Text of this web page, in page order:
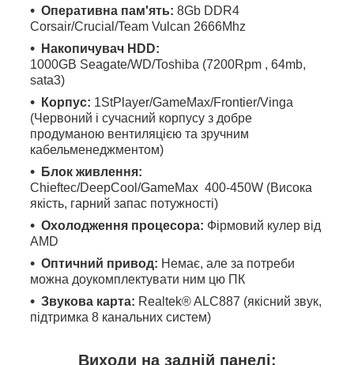
Оперативна пам'ять: 8Gb DDR4
Corsair/Crucial/Team Vulcan 2666Mhz
Накопичувач HDD:
1000GB Seagate/WD/Toshiba (7200Rpm , 64mb,
sata3)
Корпус: 1StPlayer/GameMax/Frontier/Vinga
(Червоний і сучасний корпусу з добре
продуманою вентиляцією та зручним
кабельменеджментом)
Блок живлення:
Chieftec/DeepCool/GameMax 400-450W (Висока
якість, гарний запас потужності)
Охолодження процесора: Фірмовий кулер від
AMD
Оптичний привод: Немає, але за потреби
можна доукомплектувати ним цю ПК
Звукова карта: Realtek® ALC887 (якісний звук,
підтримка 8 канальних систем)
Виходи на задній панелі: